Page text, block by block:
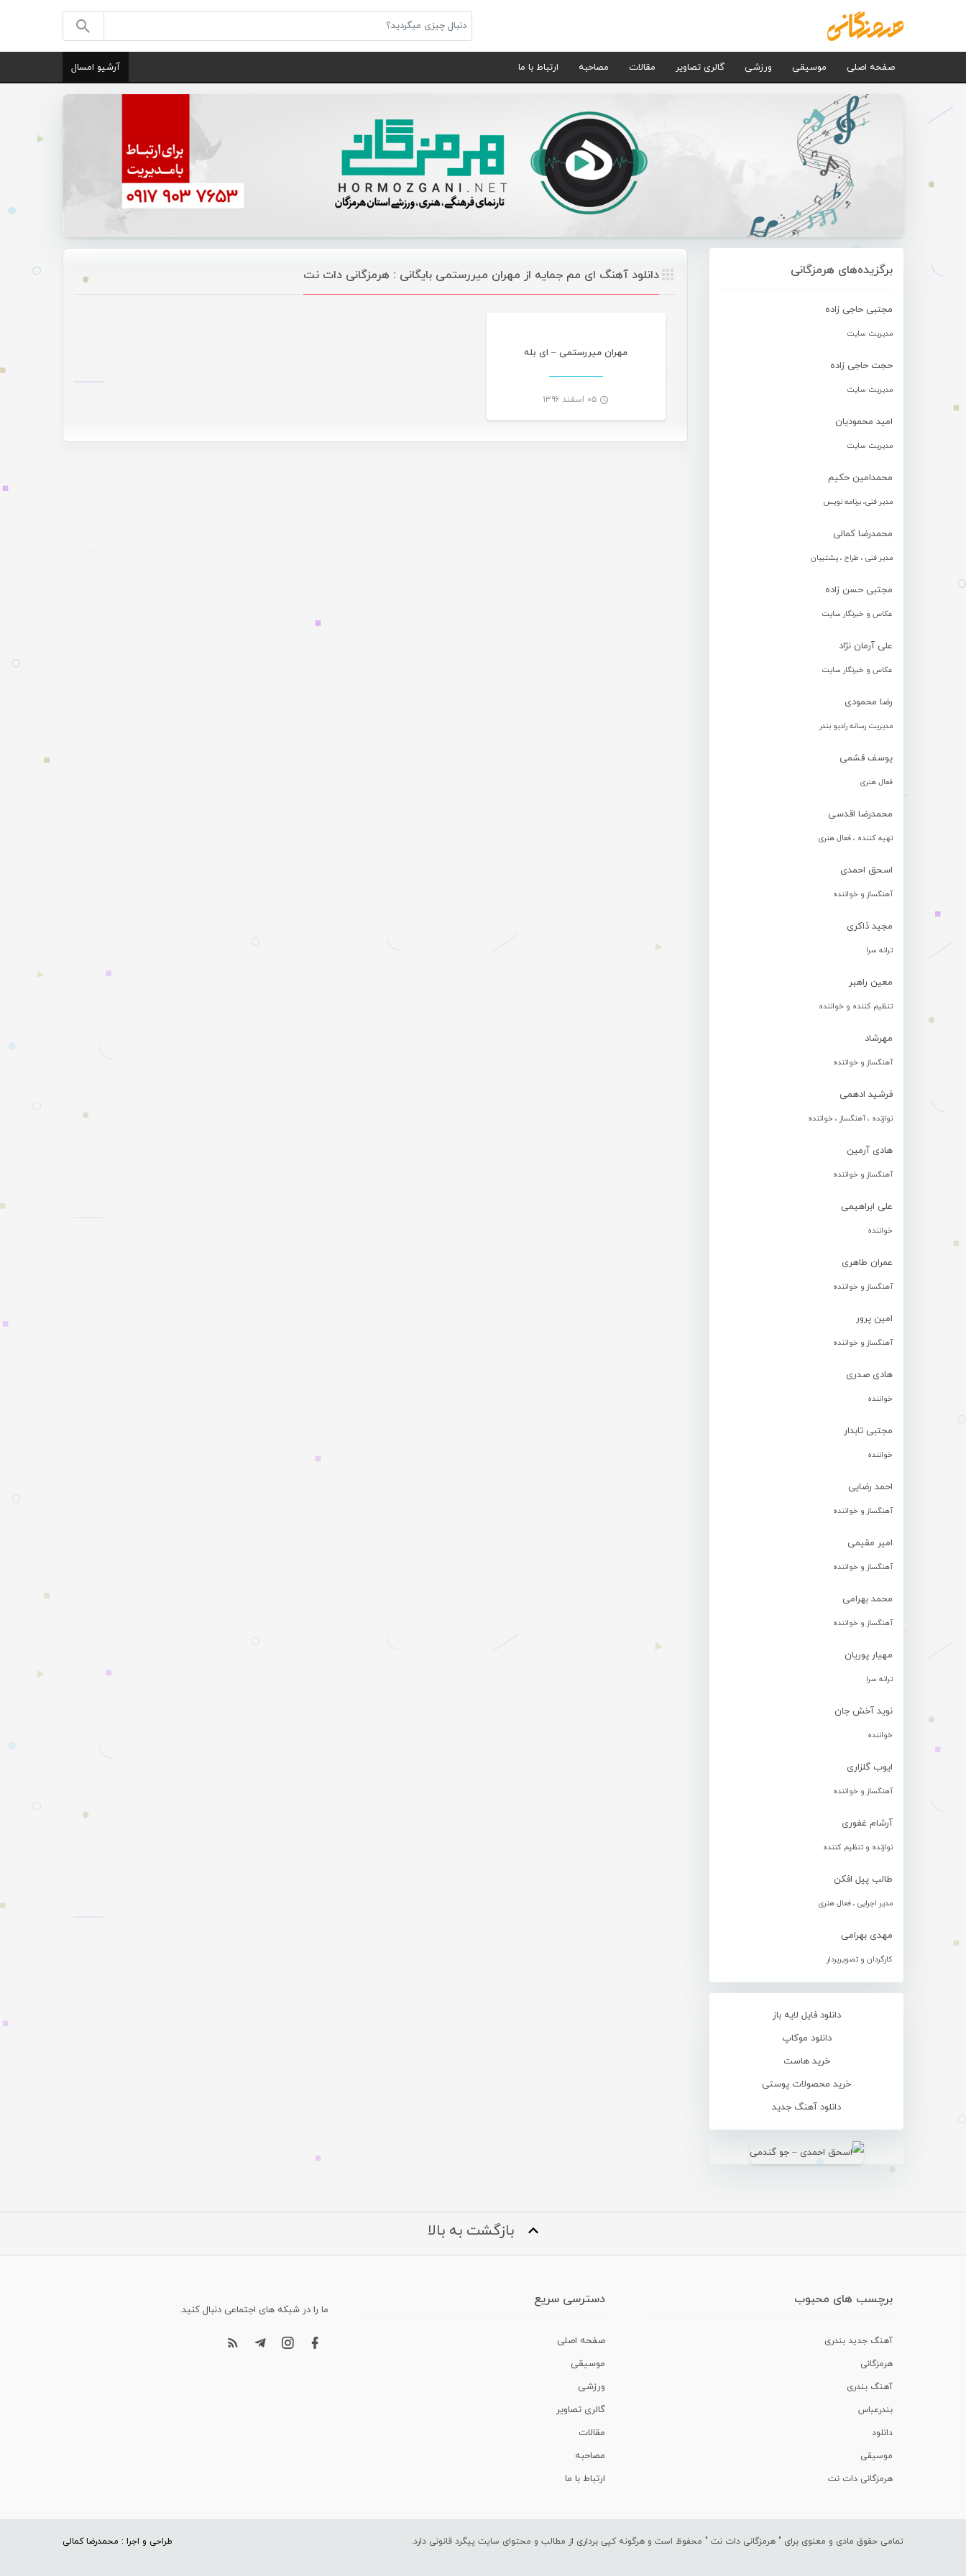
صفحه اصلی موسیقی ورزشی گالری تصاویر مقالات مصاحبه ارتباط با ما آرشیو امسال
برگزیده‌های هرمزگانی
مجتبی حاجی زاده
مدیریت سایت
حجت حاجی زاده
مدیریت سایت
امید محمودیان
مدیریت سایت
محمدامین حکیم
مدیر فنی، برنامه نویس
محمدرضا کمالی
مدیر فنی ، طراح ، پشتیبان
مجتبی حسن زاده
عکاس و خبرنگار سایت
علی آرمان نژاد
عکاس و خبرنگار سایت
رضا محمودی
مدیریت رسانه رادیو بندر
یوسف قشمی
فعال هنری
محمدرضا اقدسی
تهیه کننده ، فعال هنری
اسحق احمدی
آهنگساز و خواننده
مجید ذاکری
ترانه سرا
معین راهبر
تنظیم کننده و خواننده
مهرشاد
آهنگساز و خواننده
فرشید ادهمی
نوازنده ، آهنگساز ، خواننده
هادی آرمین
آهنگساز و خواننده
علی ابراهیمی
خواننده
عمران طاهری
آهنگساز و خواننده
امین پرور
آهنگساز و خواننده
هادی صدری
خواننده
مجتبی تابدار
خواننده
احمد رضایی
آهنگساز و خواننده
امیر مقیمی
آهنگساز و خواننده
محمد بهرامی
آهنگساز و خواننده
مهیار پوریان
ترانه سرا
نوید آخش جان
خواننده
ایوب گلزاری
آهنگساز و خواننده
آرشام غفوری
نوازنده و تنظیم کننده
طالب پیل افکن
مدیر اجرایی ، فعال هنری
مهدی بهرامی
کارگردان و تصویربردار
دانلود فایل لایه باز
دانلود موکاپ
خرید هاست
خرید محصولات پوستی
دانلود آهنگ جدید
دانلود آهنگ ای مم جمایه از مهران میررستمی بایگانی : هرمزگانی دات نت
مهران میررستمی – ای بله
۰۵ اسفند ۱۳۹۶
بازگشت به بالا
برچسب های محبوب
آهنگ جدید بندری
هرمزگانی
آهنگ بندری
بندرعباس
دانلود
موسیقی
هرمزگانی دات نت
دسترسی سریع
صفحه اصلی
موسیقی
ورزشی
گالری تصاویر
مقالات
مصاحبه
ارتباط با ما
ما را در شبکه های اجتماعی دنبال کنید.
تمامی حقوق مادی و معنوی برای " هرمزگانی دات نت " محفوظ است و هرگونه کپی برداری از مطالب و محتوای سایت پیگرد قانونی دارد. طراحی و اجرا : محمدرضا کمالی